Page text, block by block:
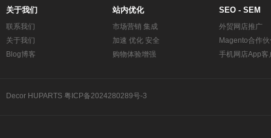
关于我们
联系我们
关于我们
Blog博客
站内优化
市场营销 集成
加速 优化 安全
购物体验增强
SEO - SEM
外贸网店推广
Magento合作
手机网店App客
Decor HUPARTS 粤ICP备2024280289号-3